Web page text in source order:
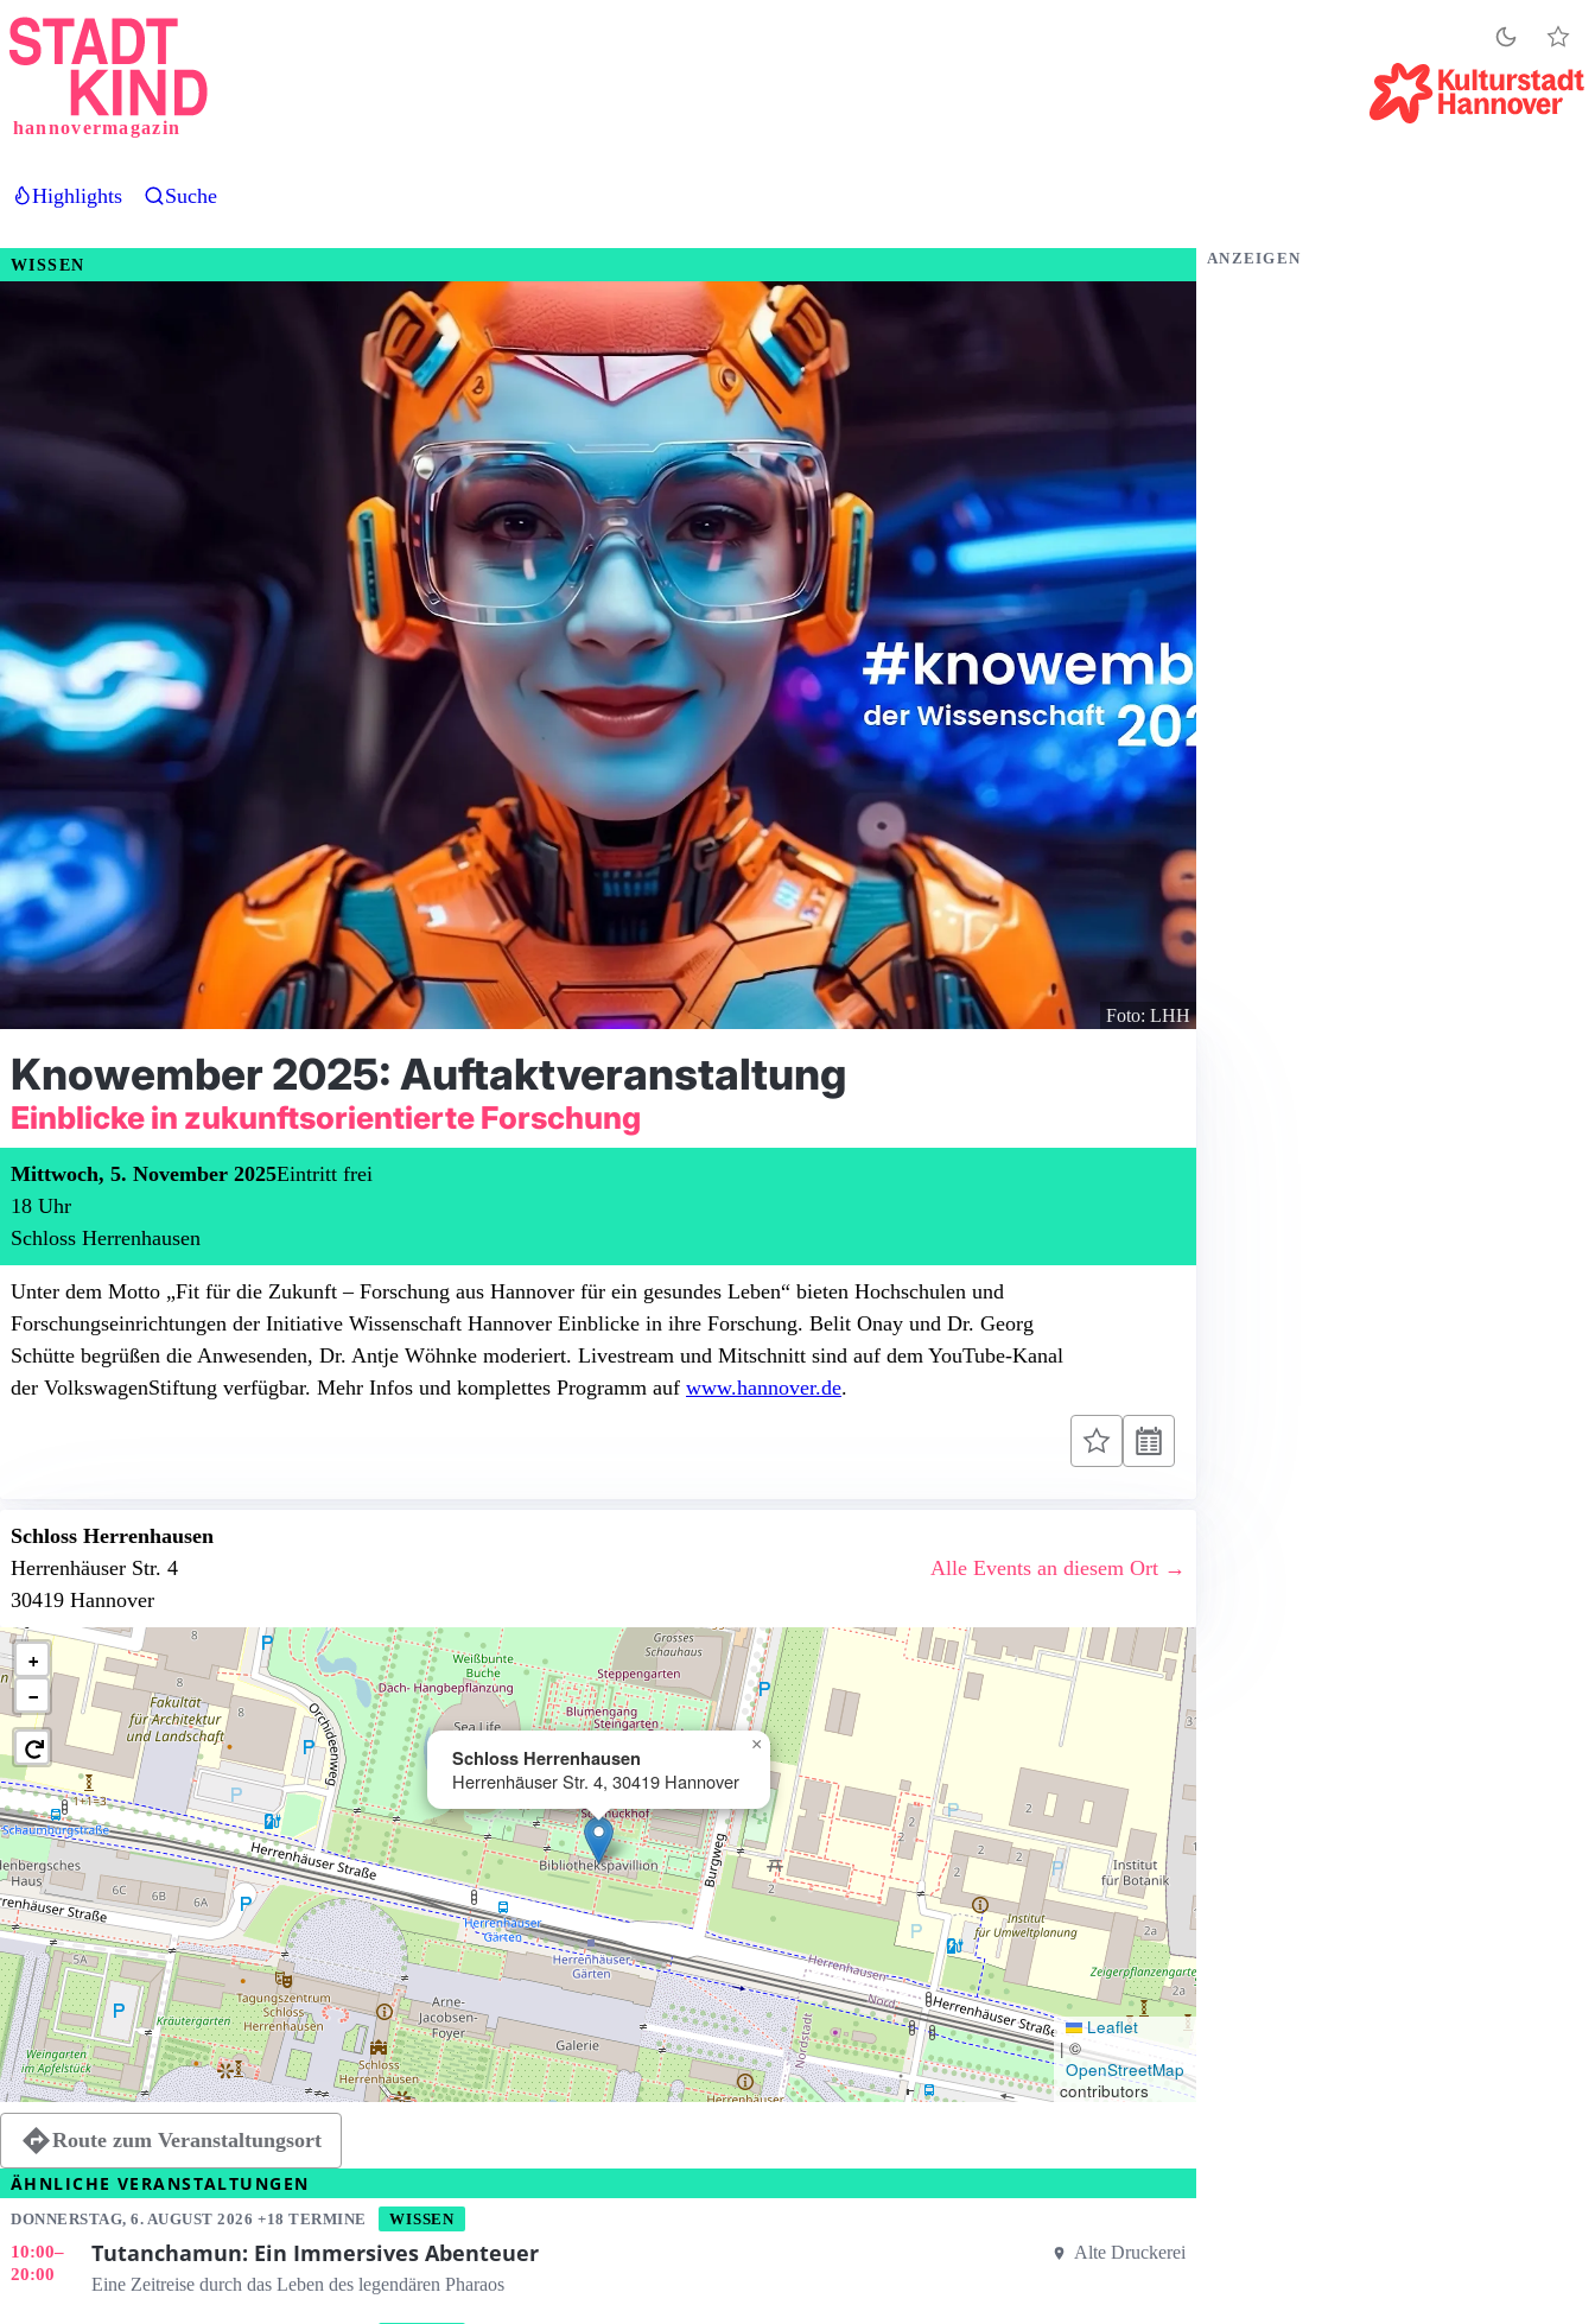
Direkt
zum
hannovermagazin
Highlights Suche
WISSEN
Foto: LHH
Knowember 2025: Auftaktveranstaltung
Einblicke in zukunftsorientierte Forschung
Mittwoch, 5. November 2025
18 Uhr
Schloss Herrenhausen
Eintritt frei
Unter dem Motto „Fit für die Zukunft – Forschung aus Hannover für ein gesundes Leben“ bieten Hochschulen und
Forschungseinrichtungen der Initiative Wissenschaft Hannover Einblicke in ihre Forschung. Belit Onay und Dr. Georg
Schütte begrüßen die Anwesenden, Dr. Antje Wöhnke moderiert. Livestream und Mitschnitt sind auf dem YouTube-Kanal
der VolkswagenStiftung verfügbar. Mehr Infos und komplettes Programm auf www.hannover.de.
Schloss Herrenhausen
Herrenhäuser Str. 4
30419 Hannover
Alle Events an diesem Ort →
Schloss Herrenhausen
Herrenhäuser Str. 4, 30419 Hannover
×
+
−
Leaflet
|©
OpenStreetMap
contributors
Route zum Veranstaltungsort
ÄHNLICHE VERANSTALTUNGEN
DONNERSTAG, 6. AUGUST 2026 +18 TERMINE WISSEN
10:00–
20:00
Tutanchamun: Ein Immersives Abenteuer
Eine Zeitreise durch das Leben des legendären Pharaos
Alte Druckerei
ANZEIGEN